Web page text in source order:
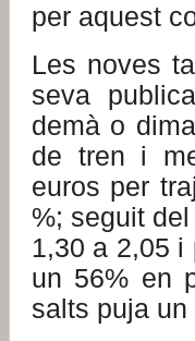
per aquest
Les noves
seva
demà o
de tren i
euros per
%; seguit
1,30 a 2,05
un 56% en
salts puja un